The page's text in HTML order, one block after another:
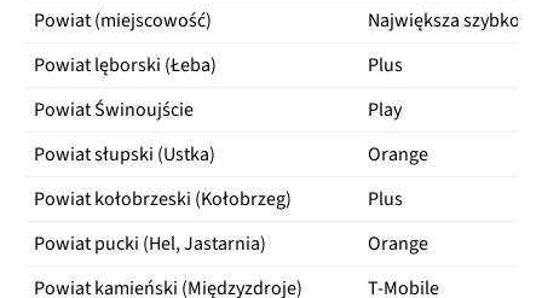
Powiat (miejscowość)
Największa
Powiat lęborski (Łeba)
Plus
Powiat Świnoujście
Play
Powiat słupski (Ustka)
Orange
Powiat kołobrzeski (Kołobrzeg)
Plus
Powiat pucki (Hel, Jastarnia)
Orange
Powiat kamieński (Międzyzdroje)
T-Mobile